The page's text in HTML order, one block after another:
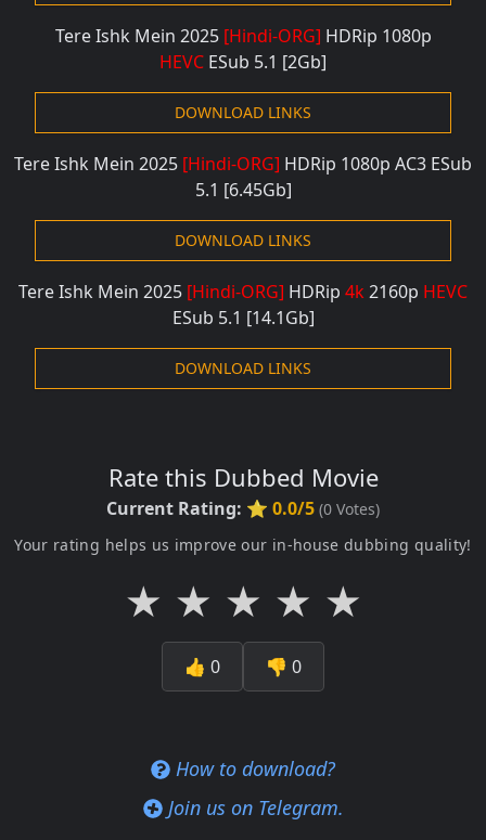
Tere Ishk Mein 2025 [Hindi-ORG] HDRip 1080p
HEVC ESub 5.1 [2Gb]
DOWNLOAD LINKS
Tere Ishk Mein 2025 [Hindi-ORG] HDRip 1080p AC3 ESub
5.1 [6.45Gb]
DOWNLOAD LINKS
Tere Ishk Mein 2025 [Hindi-ORG] HDRip 4k2160p HEVC
ESub 5.1 [14.1Gb]
DOWNLOAD LINKS
Rate this Dubbed Movie
Current Rating: ⭐ 0.0/5 (0 Votes)
Your rating helps us improve our in-house dubbing quality!
★ ★ ★ ★ ★
👍 0 👎 0
How to download?
Join us on Telegram.